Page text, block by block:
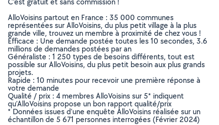
AlloVoisins partout en France : 35 000 communes
représentées sur AlloVoisins, du plus petit village à la plus
grande ville, trouvez un membre à proximité de chez vous !
Efficace : Une demande postée toutes les 10 secondes, 3.6
millions de demandes postées par an
Généraliste : 1 250 types de besoins différents, tout est
possible sur AlloVoisins, du plus petit besoin aux plus grands
projets.
Rapide : 10 minutes pour recevoir une première réponse à
votre demande
Qualité / prix : 4 membres AlloVoisins sur 5* indiquent
qu’AlloVoisins propose un bon rapport qualité/prix
* Données issues d’une enquête AlloVoisins réalisée sur un
échantillon de 5 671 personnes interrogées (Février 2024)